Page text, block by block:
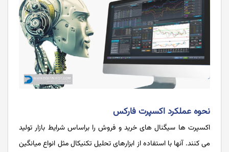
نحوه عملکرد اکسپرت فارکس
اکسپرت ها سیگنال های خرید و فروش را براساس شرایط بازار تولید
می کنند. آنها با استفاده از ابزارهای تحلیل تکنیکال مثل انواع میانگین